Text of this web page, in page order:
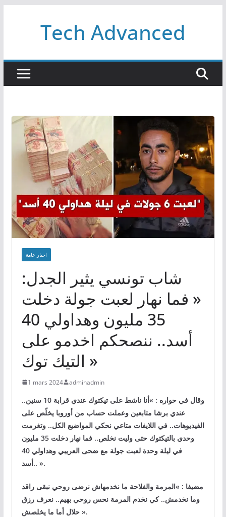
Tech Advanced
اخبار عامة
شاب تونسي يثير الجدل:
« فما نهار لعبت جولة دخلت
35 مليون وهداولي 40
أسد.. ننصحكم اخدمو على
التيك توك »
1 mars 2024 adminadmin
وقال في حواره : »أنا ناشط على تيكتوك عندي قرابة 10 سنين..
عندي برشا متابعين وعملت حساب من أوروبا يخلّص على
الفيديوهات.. في اللايفات متاعي نحكي المواضيع الكل.. وتغرمت
وحدي بالتيكتوك حتى وليت نخلص.. فما نهار دخلت 35 مليون
في ليلة وحدة لعبت جولة مع ضحى العريبي وهداولي 40
أسد.. ».
مضيفا : »المرمة والفلاحة ما نخدمهاش نرضى روحي نبقى راقد
وما نخدمش.. كي نخدم المرمة نحس روحي بهيم.. نعرف رزق
حلال أما ما يخلصش ».